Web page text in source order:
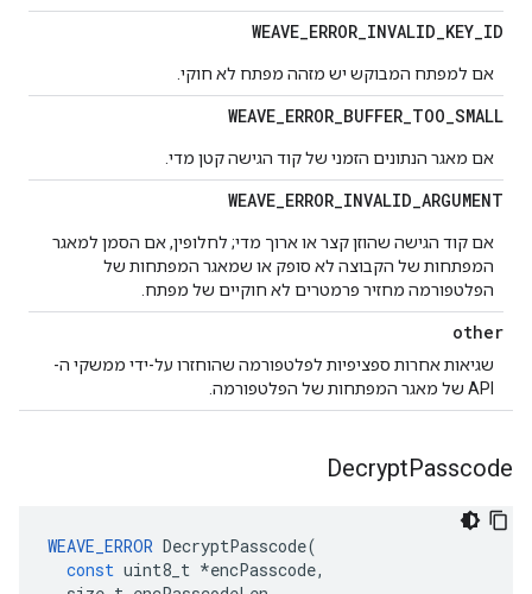
WEAVE_ERROR_INVALID_KEY_ID
אם למפתח המבוקש יש מזהה מפתח לא חוקי.
WEAVE_ERROR_BUFFER_TOO_SMALL
אם מאגר הנתונים הזמני של קוד הגישה קטן מדי.
WEAVE_ERROR_INVALID_ARGUMENT
אם קוד הגישה שהוזן קצר או ארוך מדי; לחלופין, אם הסמן למאגר
המפתחות של הקבוצה לא סופק או שמאגר המפתחות של
הפלטפורמה מחזיר פרמטרים לא חוקיים של מפתח.
other
שגיאות אחרות ספציפיות לפלטפורמה שהוחזרו על-ידי ממשקי ה-
API של מאגר המפתחות של הפלטפורמה.
DecryptPasscode
WEAVE_ERROR DecryptPasscode(
const uint8_t *encPasscode,